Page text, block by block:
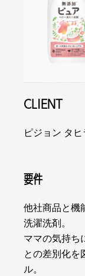
CLIENT
ピジョン タ
要件
他社商品と機
洗濯洗剤。
ママの気持ち
との差別化を
ル。